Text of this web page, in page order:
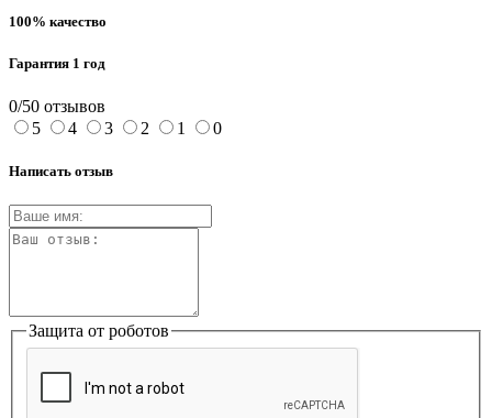
100% качество
Гарантия 1 год
0/50 отзывов
5
4 3 2 1 0
Написать отзыв
Защита от роботов